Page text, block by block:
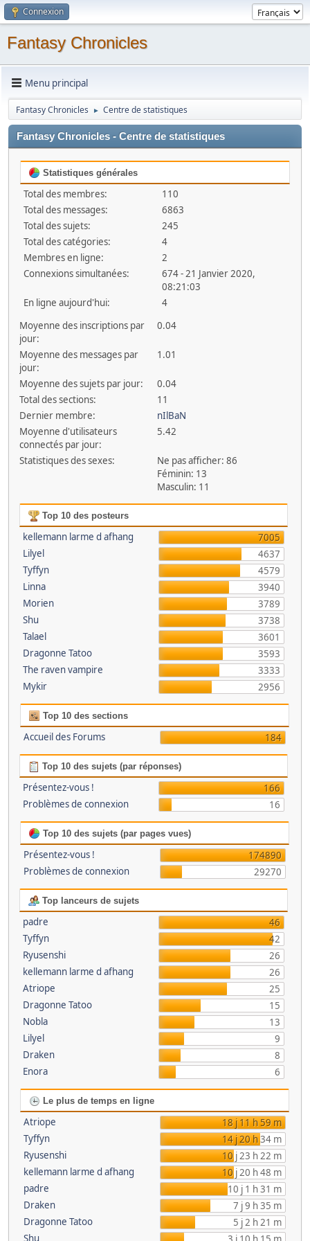
Connexion
Fantasy Chronicles
Menu principal
Fantasy Chronicles ► Centre de statistiques
Fantasy Chronicles - Centre de statistiques
Statistiques générales
Total des membres:
110
Total des messages:
6863
Total des sujets:
245
Total des catégories:
4
Membres en ligne:
2
Connexions simultanées:
674 - 21 Janvier 2020,
08:21:03
En ligne aujourd'hui:
4
Moyenne des inscriptions par
jour:
0.04
Moyenne des messages par
jour:
1.01
Moyenne des sujets par jour:
0.04
Total des sections:
11
Dernier membre:
nIlBaN
Moyenne d'utilisateurs
connectés par jour:
5.42
Statistiques des sexes:
Ne pas afficher: 86
Féminin: 13
Masculin: 11
Top 10 des posteurs
kellemann larme d afhang
7005
Lilyel
4637
Tyffyn
4579
Linna
3940
Morien
3789
Shu
3738
Talael
3601
Dragonne Tatoo
3593
The raven vampire
3333
Mykir
2956
Top 10 des sections
Accueil des Forums 184
Top 10 des sujets (par réponses)
Présentez-vous !
166
Problèmes de connexion
16
Top 10 des sujets (par pages vues)
Présentez-vous !
174890
Problèmes de connexion
29270
Top lanceurs de sujets
padre
46
Tyffyn
42
Ryusenshi
26
kellemann larme d afhang
26
Atriope
25
Dragonne Tatoo
15
Nobla
13
Lilyel
9
Draken
8
Enora
6
Le plus de temps en ligne
Atriope
18 j 11 h 59 m
Tyffyn
14 j 20 h 34 m
Ryusenshi
10 j 23 h 22 m
kellemann larme d afhang
10 j 20 h 48 m
padre
10 j 1 h 31 m
Draken
7 j 9 h 35 m
Dragonne Tatoo
5 j 2 h 21 m
Shu